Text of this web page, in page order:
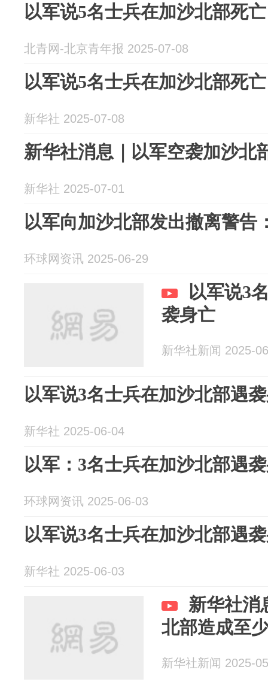
以军说5名士兵在加沙北部死亡
北青网-北京青年报 2025-07-08
以军说5名士兵在加沙北部死亡
新华社 2025-07-08
新华社消息｜以军空袭加沙北
新华社 2025-07-01
以军向加沙北部发出撤离警告
环球网资讯 2025-06-29
以军说3
袭身亡
新华社新闻 2025-
以军说3名士兵在加沙北部遇
新华社 2025-06-04
以军：3名士兵在加沙北部遇
环球网资讯 2025-06-03
以军说3名士兵在加沙北部遇
新华社 2025-06-03
新华社消
北部造成至
新华社新闻 2025-